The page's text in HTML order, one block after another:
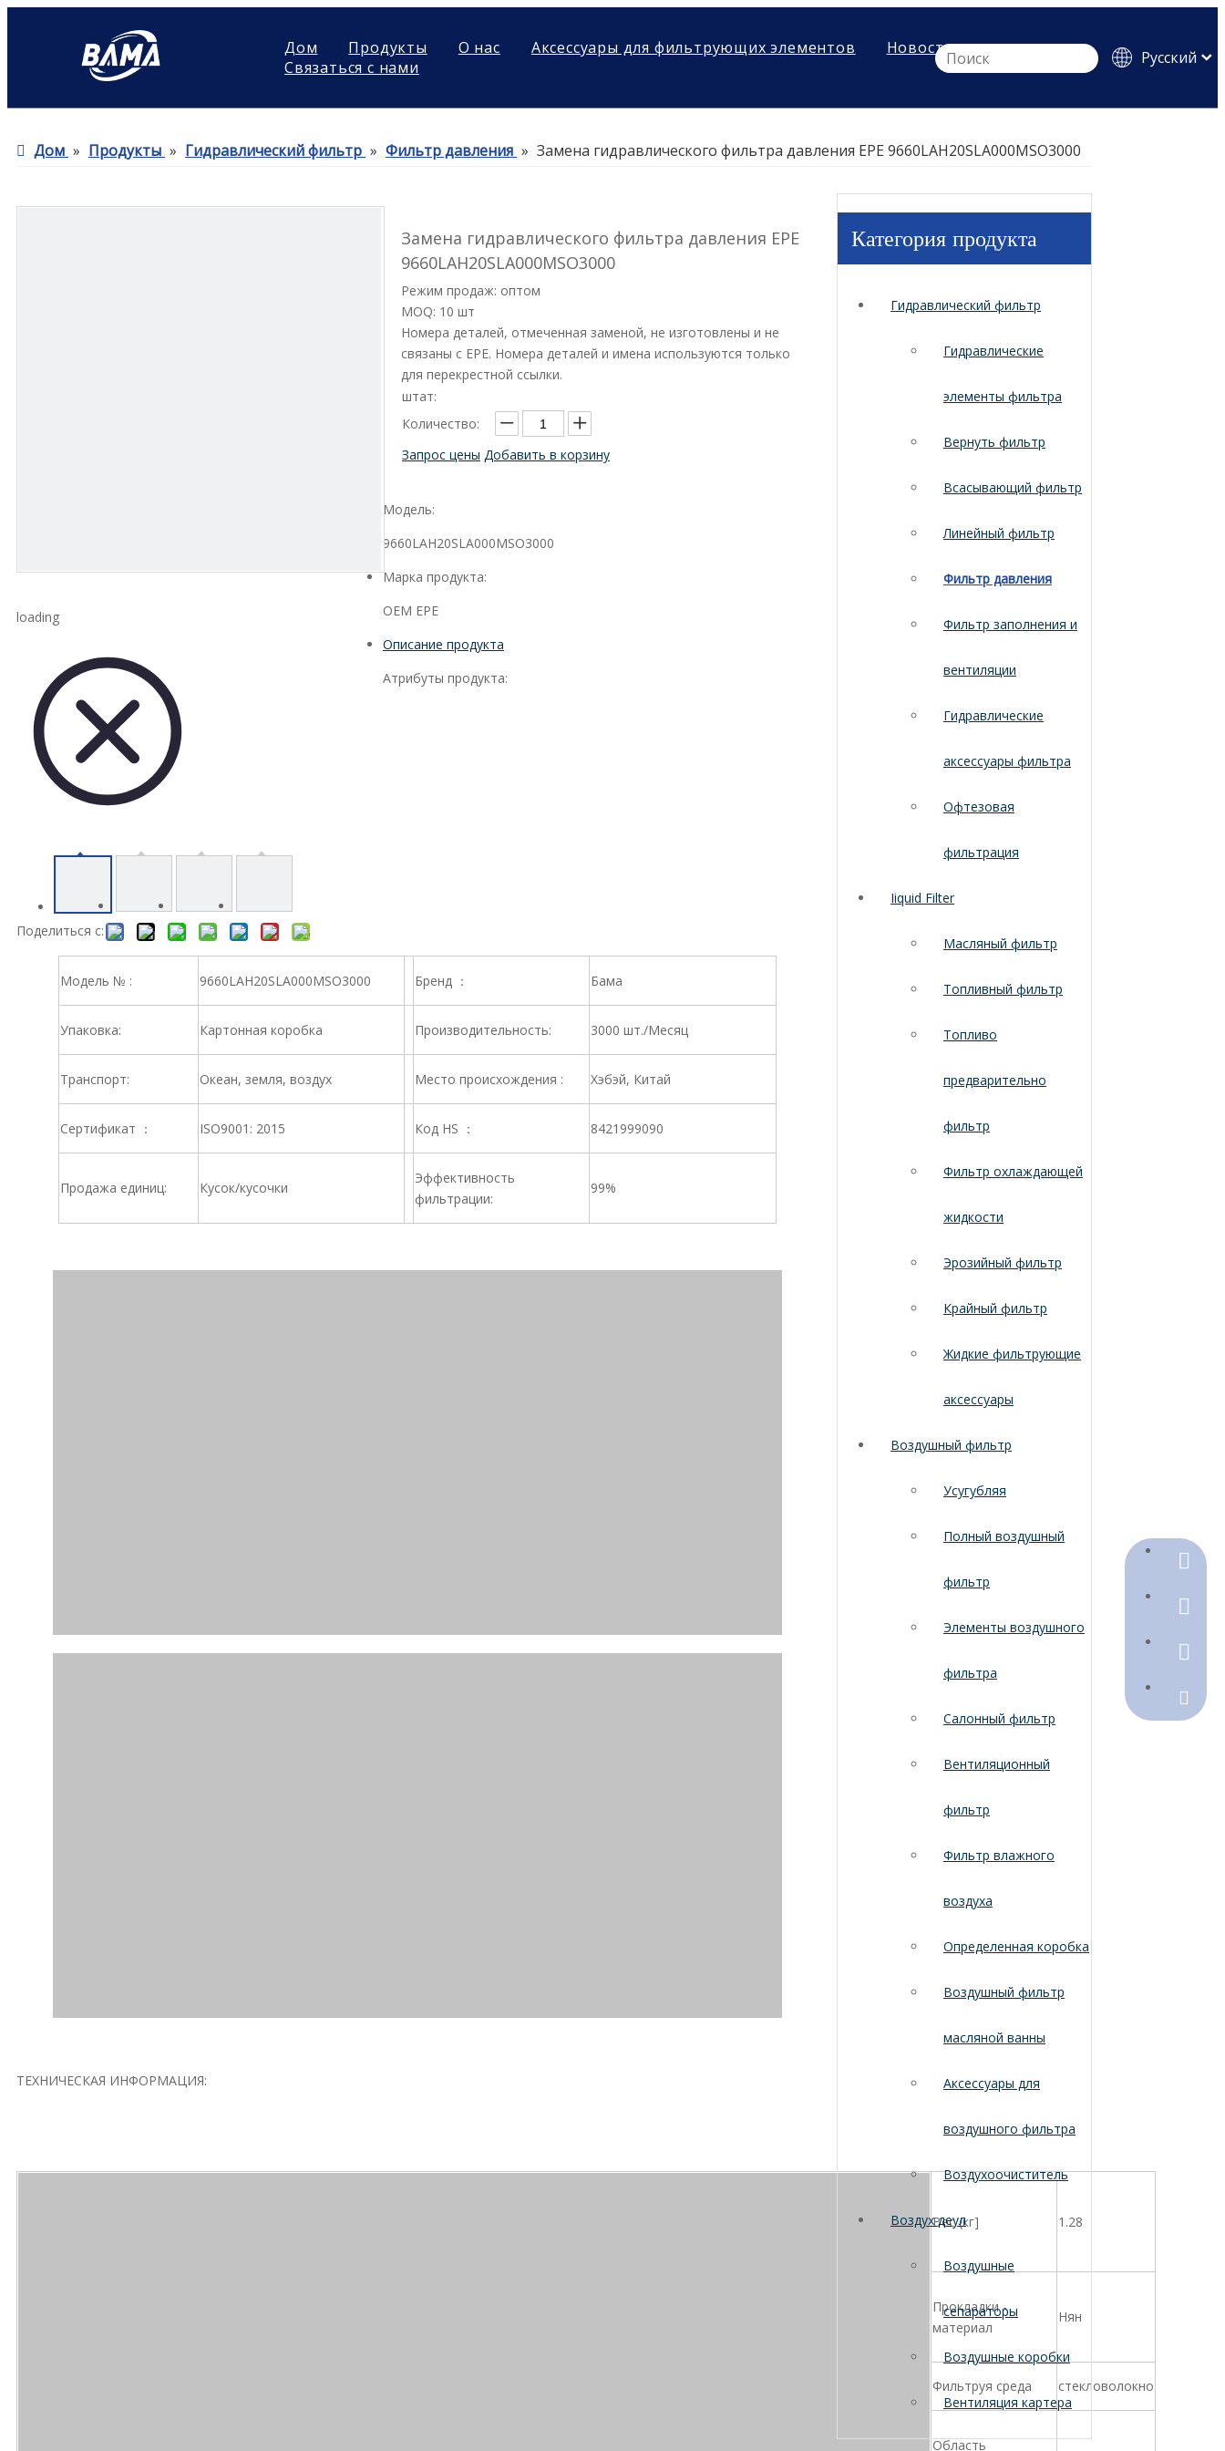
Дом Продукты О нас Аксессуары для фильтрующих элементов
Новости
Связаться с нами
Pусский
Дом » Продукты » Гидравлический фильтр » Фильтр давления » Замена гидравлического фильтра давления EPE 9660LAH20SLA000MSO3000
loading
Поделиться с:
Замена гидравлического фильтра давления EPE
9660LAH20SLA000MSO3000
Режим продаж: оптом
MOQ: 10 шт
Номера деталей, отмеченная заменой, не изготовлены и не
связаны с EPE. Номера деталей и имена используются только
для перекрестной ссылки.
штат:
Количество:
Запрос цены Добавить в корзину
Модель:
9660LAH20SLA000MSO3000
Марка продукта:
OEM EPE
Описание продукта
Атрибуты продукта:
Модель № : 9660LAH20SLA000MSO3000 Бренд ： Бама
Упаковка: Картонная коробка Производительность: 3000 шт./Месяц
Транспорт: Океан, земля, воздух Место происхождения : Хэбэй, Китай
Сертификат ： ISO9001: 2015 Код HS ： 8421999090
Продажа единиц: Кусок/кусочки
Эффективность
фильтрации:
99%
ТЕХНИЧЕСКАЯ ИНФОРМАЦИЯ:
Вес (кг] 1.28
Прокладки -
материал
Нян
Фильтруя среда стекловолокно
Область
Категория продукта
Гидравлический фильтр
Гидравлические
элементы фильтра
Вернуть фильтр
Всасывающий фильтр
Линейный фильтр
Фильтр давления
Фильтр заполнения и
вентиляции
Гидравлические
аксессуары фильтра
Офтезовая
фильтрация
Iiquid Filter
Масляный фильтр
Топливный фильтр
Топливо
предварительно
фильтр
Фильтр охлаждающей
жидкости
Эрозийный фильтр
Крайный фильтр
Жидкие фильтрующие
аксессуары
Воздушный фильтр
Усугубляя
Полный воздушный
фильтр
Элементы воздушного
фильтра
Салонный фильтр
Вентиляционный
фильтр
Фильтр влажного
воздуха
Определенная коробка
Воздушный фильтр
масляной ванны
Аксессуары для
воздушного фильтра
Воздухоочиститель
Воздух деул
Воздушные
сепараторы
Воздушные коробки
Вентиляция картера
+86-